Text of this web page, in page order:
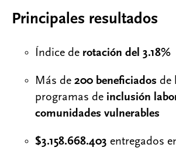
Principales resultados ​
Índice de rotación del 3.18%
Más de 200 beneficiados de
programas de inclusión
comunidades vulnerables
$3.158.668.403 entregados